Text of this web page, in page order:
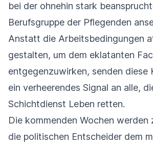
bei der ohnehin stark
Berufsgruppe der Pflegenden
Anstatt die Arbeitsbedingungen
gestalten, um dem eklatanten
entgegenzuwirken, senden diese
ein verheerendes Signal an alle,
Schichtdienst Leben retten.
Die kommenden Wochen werden
die politischen Entscheider dem